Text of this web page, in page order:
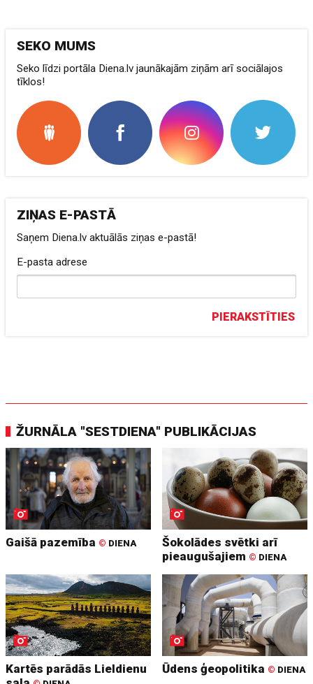
SEKO MUMS
Seko līdzi portāla Diena.lv jaunākajām ziņām arī sociālajos
tīklos!
ZIŅAS E-PASTĀ
Saņem Diena.lv aktuālās ziņas e-pastā!
E-pasta adrese
PIERAKSTĪTIES
ŽURNĀLA "SESTDIENA" PUBLIKĀCIJAS
Gaišā pazemība © DIENA
Šokolādes svētki arī
pieaugušajiem © DIENA
Kartēs parādās Lieldienu
Ūdens ģeopolitika © DIENA